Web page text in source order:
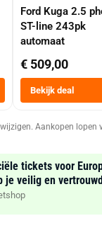
Ford Kuga 2.5
ST-line 243pk
automaat
€ 509,00
Bekijk deal
Aankopen lopen
tickets voor
je veilig en